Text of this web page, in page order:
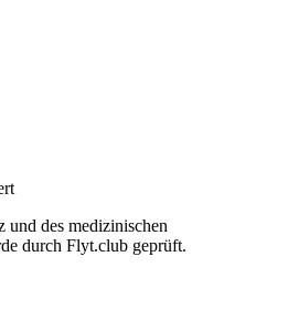
des medizinischen
durch Flyt.club geprüft.